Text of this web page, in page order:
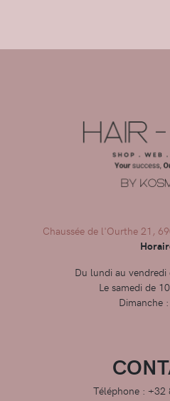
Chaussée de l'Ourthe 21,
Du lundi au
Le samedi de
Dimanche
Téléphone : +32